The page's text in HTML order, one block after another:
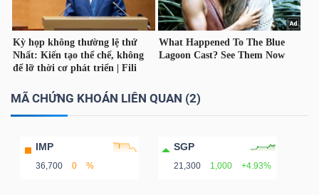
MÃ CHỨNG KHOÁN LIÊN QUAN (2)
IMP
36,700 0 %
SGP
21,300 1,000 +4.93%
CÔNG
NGHIỆP
DÙNG
KHÔNG